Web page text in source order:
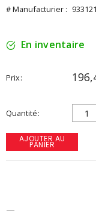
# Manufacturier :
En inventaire
Prix
Quantité
AJOUTER AU
PANIER